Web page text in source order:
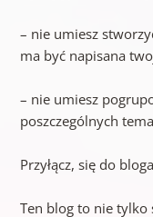
– nie umiesz
ma być napisana
– nie umiesz
poszczególnych
Przyłącz, się do
Ten blog to nie tylko